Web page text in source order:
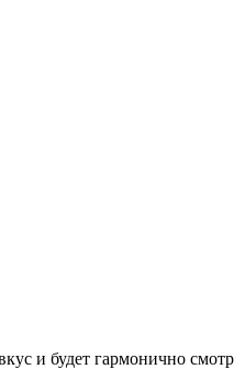
и будет гармонично